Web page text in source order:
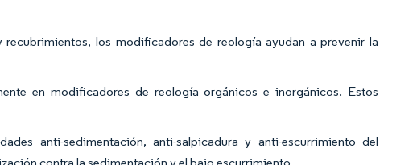
los modificadores de reología ayudan a prevenir la
en modificadores de reología orgánicos e inorgánicos. Estos
anti-sedimentación, anti-salpicadura y anti-escurrimiento del